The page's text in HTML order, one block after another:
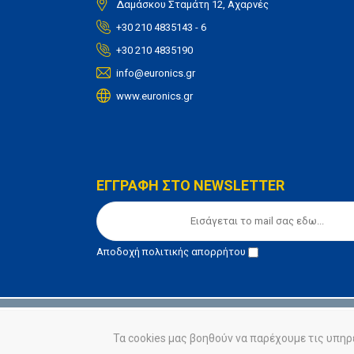
Δαμάσκου Σταμάτη 12, Αχαρνές
+30 210 4835143 - 6
+30 210 4835190
info@euronics.gr
www.euronics.gr
ΕΓΓΡΑΦΗ ΣΤΟ NEWSLETTER
Αποδοχήπολιτικής απορρήτου
Τα cookies μας βοηθούν να παρέχουμε τις